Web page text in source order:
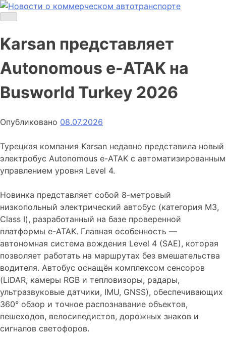
Skip
автомобилях и спецтехнике
Karsan представляет
Autonomous e-ATAK на
Busworld Turkey 2026
Опубликовано 08.07.2026
Турецкая компания Karsan недавно представила новый
электробус Autonomous e-ATAK с автоматизированным
управлением уровня Level 4.
Новинка представляет собой 8-метровый
низкопольный электрический автобус (категория M3,
Class I), разработанный на базе проверенной
платформы e-ATAK. Главная особенность —
автономная система вождения Level 4 (SAE), которая
позволяет работать на маршрутах без вмешательства
водителя. Автобус оснащён комплексом сенсоров
(LiDAR, камеры RGB и тепловизоры, радары,
ультразвуковые датчики, IMU, GNSS), обеспечивающих
360° обзор и точное распознавание объектов,
пешеходов, велосипедистов, дорожных знаков и
сигналов светофоров.